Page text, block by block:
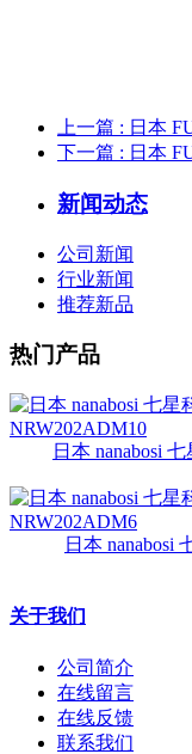
上一篇 : 日本
下一篇 : 日本
新闻动态
公司新闻
行业新闻
推荐新品
热门产品
日本 nanabosi
日本 nanabosi
关于我们
公司简介
在线留言
在线反馈
联系我们